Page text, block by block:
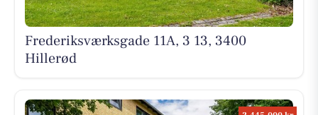
Frederiksværksgade 11A, 3 13, 3400
Hillerød